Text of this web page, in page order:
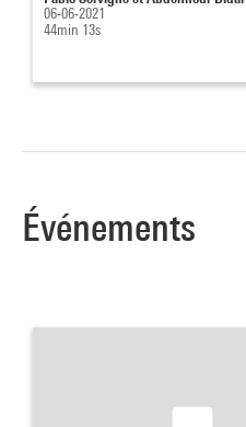
06-06-2021
44min 13s
Événements